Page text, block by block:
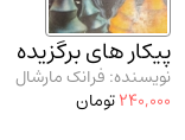
پیکار های برگزیده
نویسنده: فرانک مارشال
240,000تومان